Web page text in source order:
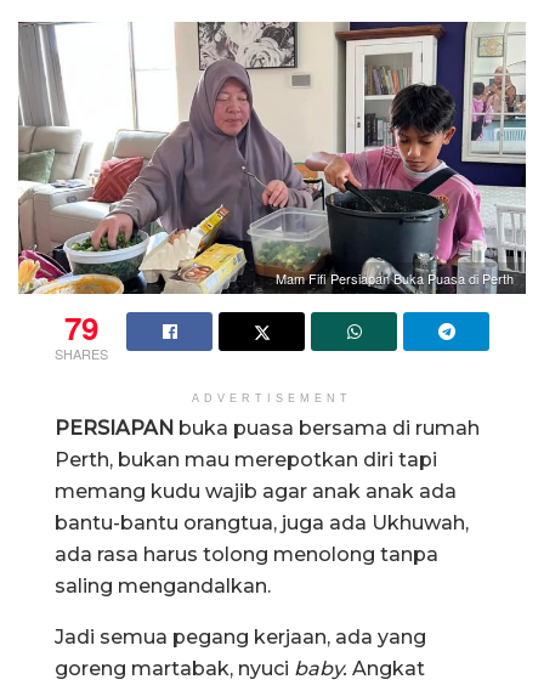
Mam Fifi Persiapan Buka Puasa di Perth
79
SHARES
ADVERTISEMENT
PERSIAPAN buka puasa bersama di rumah
Perth, bukan mau merepotkan diri tapi
memang kudu wajib agar anak anak ada
bantu-bantu orangtua, juga ada Ukhuwah,
ada rasa harus tolong menolong tanpa
saling mengandalkan.
Jadi semua pegang kerjaan, ada yang
goreng martabak, nyuci baby. Angkat